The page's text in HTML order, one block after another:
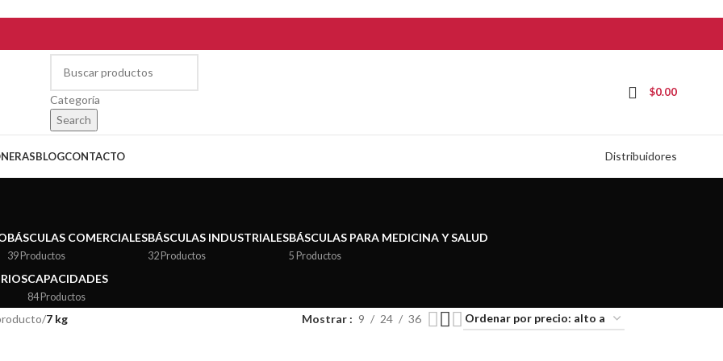
Categoría
Search
$0.00
BLOGCONTACTO Distribuidores
BÁSCULAS COMERCIALES
39 Productos
BÁSCULAS INDUSTRIALES
32 Productos
BÁSCULAS PARA MEDICINA Y SALUD
5 Productos
CAPACIDADES
84 Productos
/7 kg Mostrar 9 24 36